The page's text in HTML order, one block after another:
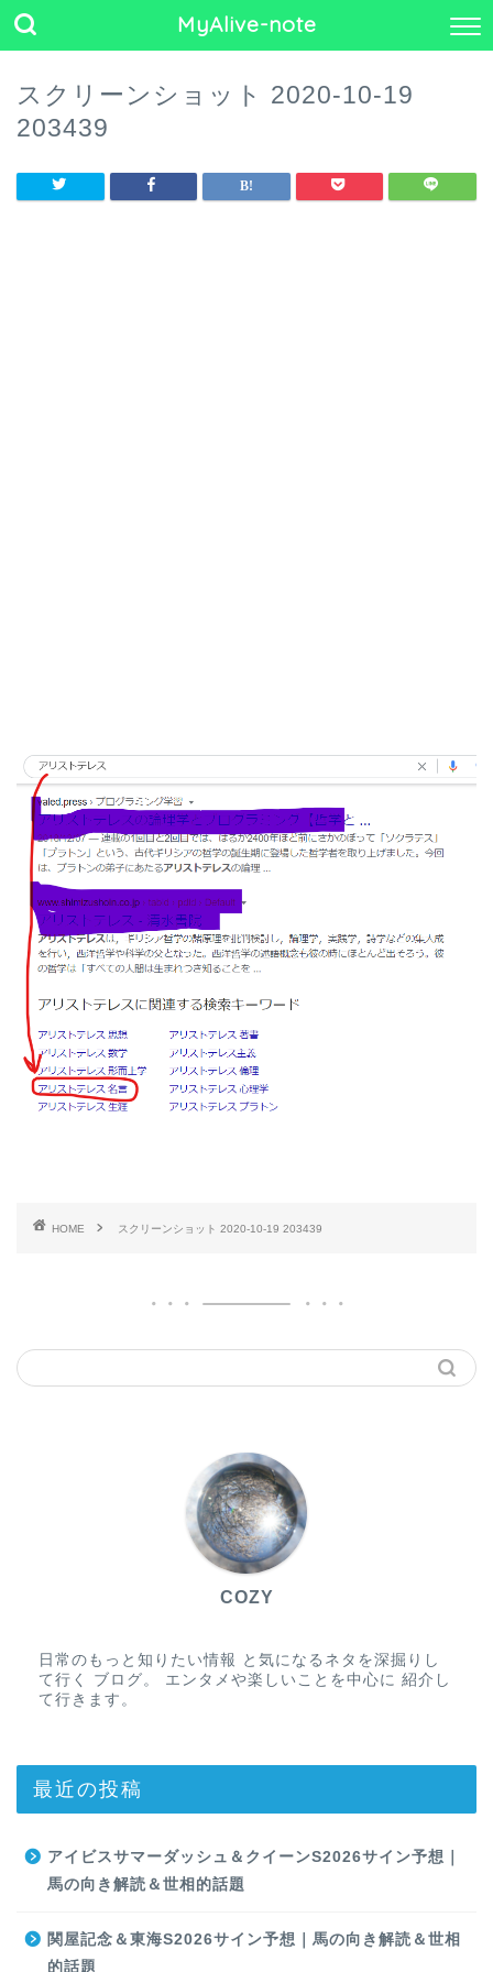
MyAlive-note
スクリーンショット 2020-10-19
203439
HOME スクリーンショット 2020-10-19 203439
COZY
日常のもっと知りたい情報 と気になるネタを深掘りし
て行く ブログ。 エンタメや楽しいことを中心に 紹介し
て行きます。
最近の投稿
アイビスサマーダッシュ＆クイーンS2026サイン予想｜
馬の向き解読＆世相的話題
関屋記念＆東海S2026サイン予想｜馬の向き解読＆世相
的話題